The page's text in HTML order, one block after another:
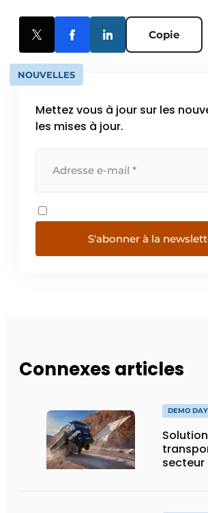
Copie
NOUVELLES
Mettez vous à jour sur les
les mises à jour.
S'abonner à la
Connexes articles
DEMO
secteur